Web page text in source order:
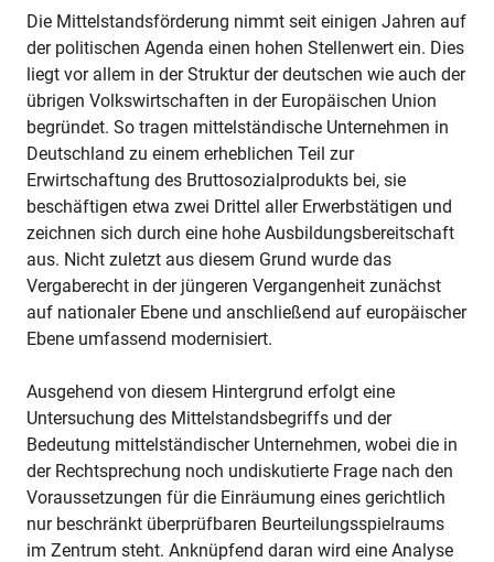
Die Mittelstandsförderung nimmt seit einigen Jahren auf
der politischen Agenda einen hohen Stellenwert ein. Dies
liegt vor allem in der Struktur der deutschen wie auch der
übrigen Volkswirtschaften in der Europäischen Union
begründet. So tragen mittelständische Unternehmen in
Deutschland zu einem erheblichen Teil zur
Erwirtschaftung des Bruttosozialprodukts bei, sie
beschäftigen etwa zwei Drittel aller Erwerbstätigen und
zeichnen sich durch eine hohe Ausbildungsbereitschaft
aus. Nicht zuletzt aus diesem Grund wurde das
Vergaberecht in der jüngeren Vergangenheit zunächst
auf nationaler Ebene und anschließend auf europäischer
Ebene umfassend modernisiert.
Ausgehend von diesem Hintergrund erfolgt eine
Untersuchung des Mittelstandsbegriffs und der
Bedeutung mittelständischer Unternehmen, wobei die in
der Rechtsprechung noch undiskutierte Frage nach den
Voraussetzungen für die Einräumung eines gerichtlich
nur beschränkt überprüfbaren Beurteilungsspielraums
im Zentrum steht. Anknüpfend daran wird eine Analyse